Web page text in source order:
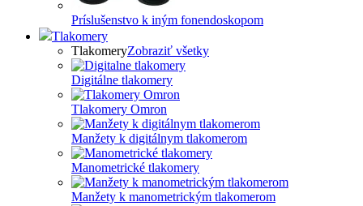
Príslušenstvo k iným fonendoskopom
Tlakomery
TlakomeryZobraziť všetky
Digitálne tlakomery
Tlakomery Omron
Manžety k digitálnym tlakomerom
Manometrické tlakomery
Manžety k manometrickým tlakomerom